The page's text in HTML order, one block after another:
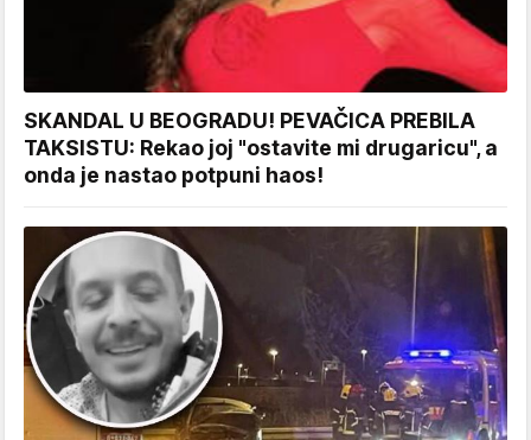
SKANDAL U BEOGRADU! PEVAČICA PREBILA
TAKSISTU: Rekao joj "ostavite mi drugaricu", a
onda je nastao potpuni haos!